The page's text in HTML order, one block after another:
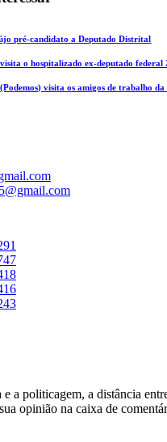
pré-candidato a Deputado Distrital
o hospitalizado ex-deputado federal
visita os amigos de trabalho
a politicagem, a distância
opinião na caixa de